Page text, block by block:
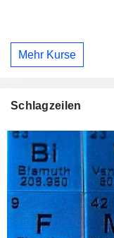
Mehr Kurse
Schlagzeilen